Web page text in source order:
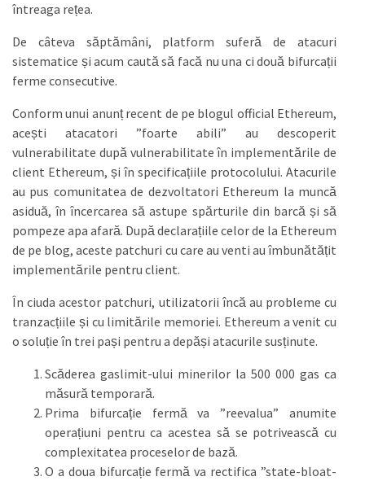
întreaga rețea.
De câteva săptămâni, platform suferă de atacuri
sistematice și acum caută să facă nu una ci două bifurcații
ferme consecutive.
Conform unui anunț recent de pe blogul official Ethereum,
acești atacatori ”foarte abili” au descoperit
vulnerabilitate după vulnerabilitate în implementările de
client Ethereum, și în specificațiile protocolului. Atacurile
au pus comunitatea de dezvoltatori Ethereum la muncă
asiduă, în încercarea să astupe spărturile din barcă și să
pompeze apa afară. După declarațiile celor de la Ethereum
de pe blog, aceste patchuri cu care au venti au îmbunătățit
implementările pentru client.
În ciuda acestor patchuri, utilizatorii încă au probleme cu
tranzacțiile și cu limitările memoriei. Ethereum a venit cu
o soluție în trei pași pentru a depăși atacurile susținute.
Scăderea gaslimit-ului minerilor la 500 000 gas ca
măsură temporară.
Prima bifurcație fermă va ”reevalua” anumite
operațiuni pentru ca acestea să se potrivească cu
complexitatea proceselor de bază.
O a doua bifurcație fermă va rectifica ”state-bloat-